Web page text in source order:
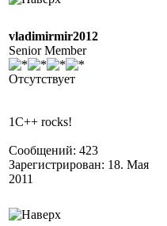
vladimirmir2012
Senior Member
Отсутствует
1C++ rocks!
Сообщений: 423
Зарегистрирован: 18. Мая
2011